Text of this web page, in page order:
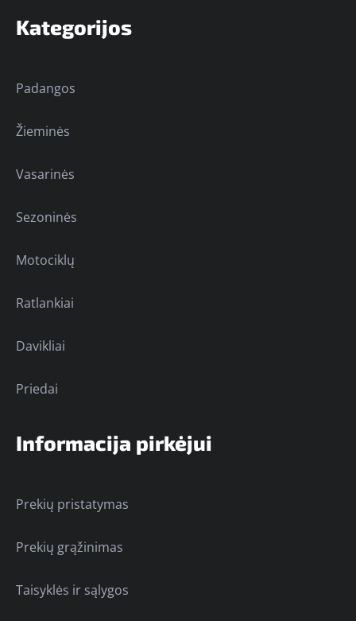
Kategorijos
Padangos
Žieminės
Vasarinės
Sezoninės
Motociklų
Ratlankiai
Davikliai
Priedai
Informacija pirkėjui
Prekių pristatymas
Prekių grąžinimas
Taisyklės ir sąlygos